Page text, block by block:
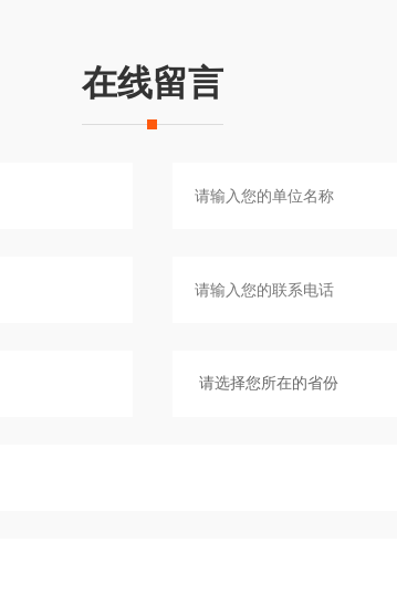
在线留言